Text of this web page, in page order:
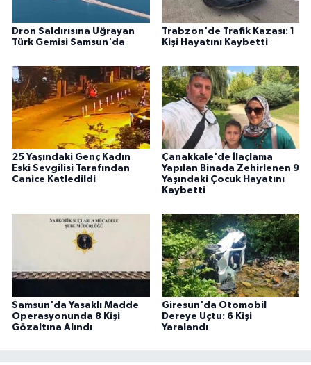
Dron Saldırısına Uğrayan
Türk Gemisi Samsun'da
Trabzon'de Trafik Kazası: 1
Kişi Hayatını Kaybetti
25 Yaşındaki Genç Kadın
Eski Sevgilisi Tarafından
Canice Katledildi
Çanakkale'de İlaçlama
Yapılan Binada Zehirlenen 9
Yaşındaki Çocuk Hayatını
Kaybetti
Samsun'da Yasaklı Madde
Operasyonunda 8 Kişi
Gözaltına Alındı
Giresun'da Otomobil
Dereye Uçtu: 6 Kişi
Yaralandı